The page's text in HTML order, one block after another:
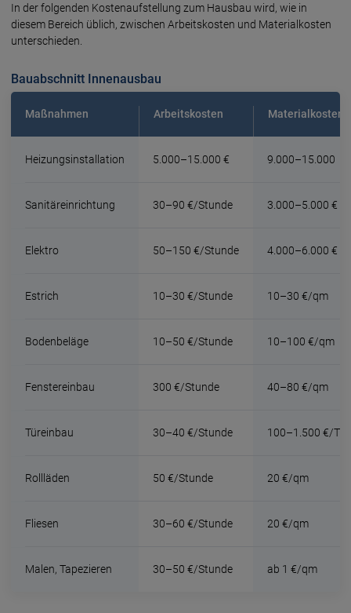
In der folgenden Kostenaufstellung zum Hausbau wird, wie in
diesem Bereich üblich, zwischen Arbeitskosten und Materialkosten
unterschieden.
Bauabschnitt Innenausbau
Maßnahmen Arbeitskosten Materialkosten
Heizungsinstallation 5.000–15.000 € 9.000–15.000
Sanitäreinrichtung 30–90 €/Stunde 3.000–5.000 €
Elektro 50–150 €/Stunde 4.000–6.000 €
Estrich 10–30 €/Stunde 10–30 €/qm
Bodenbeläge 10–50 €/Stunde 10–100 €/qm
Fenstereinbau 300 €/Stunde 40–80 €/qm
Türeinbau 30–40 €/Stunde 100–1.500 €/Tür
Rollläden 50 €/Stunde 20 €/qm
Fliesen 30–60 €/Stunde 20 €/qm
Malen, Tapezieren 30–50 €/Stunde ab 1 €/qm